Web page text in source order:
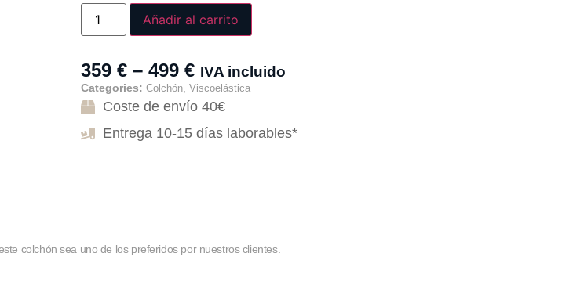
Añadir al carrito
359€ –499€ IVA incluido
Categories: Colchón ,Viscoelástica
Coste de envío 40€
Entrega 10-15 días laborables*
colchón sea uno de los preferidos por nuestros clientes.